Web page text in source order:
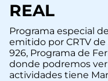
REAL
Programa especial
emitido por CRTV
926, Programa de
donde podremos
actividades tiene